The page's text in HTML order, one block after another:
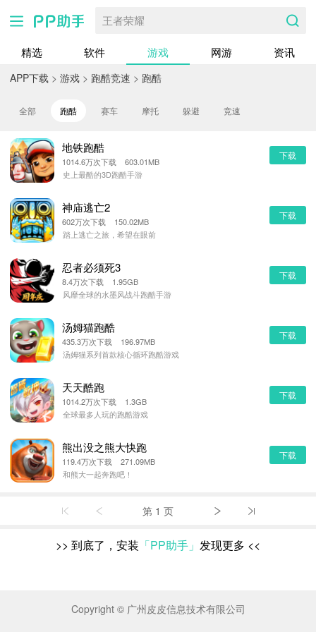
王者荣耀
精选 软件 游戏 网游 资讯
APP下载 > 游戏 > 跑酷竞速 > 跑酷
全部 跑酷 赛车 摩托 躲避 竞速
地铁跑酷
1014.6万次下载 603.01MB
史上最酷的3D跑酷手游
下载
神庙逃亡2
602万次下载 150.02MB
踏上逃亡之旅，希望在眼前
下载
忍者必须死3
8.4万次下载 1.95GB
风靡全球的水墨风战斗跑酷手游
下载
汤姆猫跑酷
435.3万次下载 196.97MB
汤姆猫系列首款核心循环跑酷游戏
下载
天天酷跑
1014.2万次下载 1.3GB
全球最多人玩的跑酷游戏
下载
熊出没之熊大快跑
119.4万次下载 271.09MB
和熊大一起奔跑吧！
下载
第 1 页
>> 到底了，安装 「PP助手」 发现更多 <<
Copyright © 广州皮皮信息技术有限公司